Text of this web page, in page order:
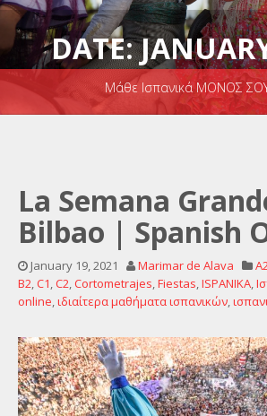
DATE:
Μάθε Ισπανικά ΜΟΝΟΣ
La Semana
Bilbao | Spanish
January 19, 2021 Marimar de Alava
B2, C1, C2, Cortometrajes,Fiestas,ISPANIKA,
online,ιδιαίτερα μαθήματα ισπανικών,